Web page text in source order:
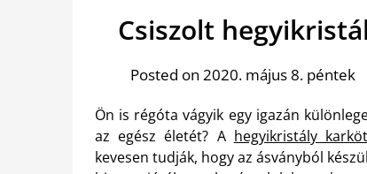
Csiszolt
Posted on 2020. május 8. péntek
Ön is régóta vágyik egy igazán
az egész életét? A hegyikristály
kevesen tudják, hogy az ásványból